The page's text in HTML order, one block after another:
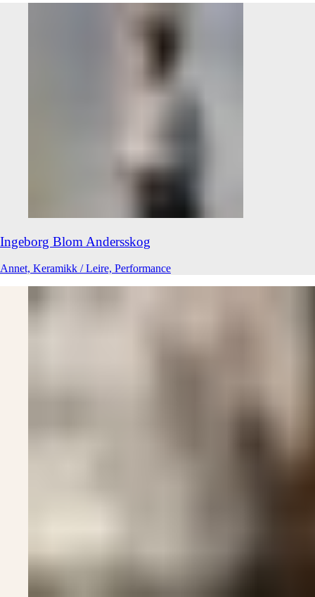
Ingeborg Blom Andersskog
Annet, Keramikk / Leire, Performance